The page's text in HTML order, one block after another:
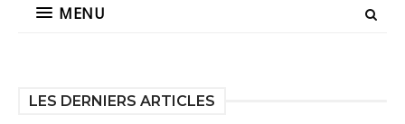
MENU
LES DERNIERS ARTICLES